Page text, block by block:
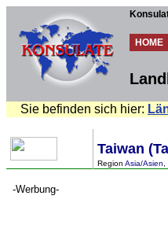
HOME
Sie befinden sich hier:
Taiwan
Region Asia/Asien
-Werbung-